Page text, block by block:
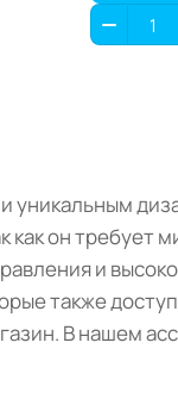
уникальным
он требует
и
также
В нашем